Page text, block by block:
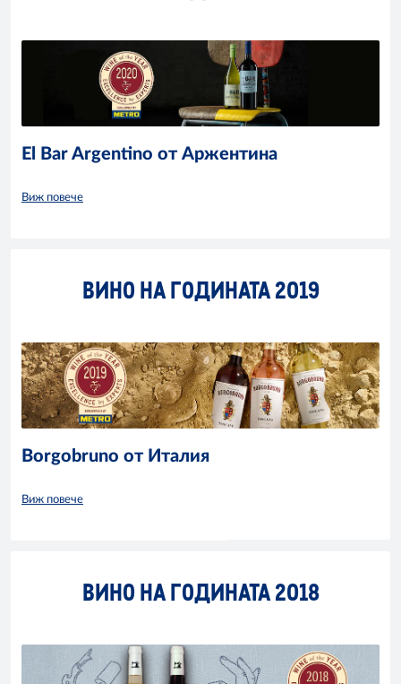
El Bar Argentino от Аржентина
Виж повече
ВИНО НА ГОДИНАТА 2019
Borgobruno от Италия
Виж повече
ВИНО НА ГОДИНАТА 2018